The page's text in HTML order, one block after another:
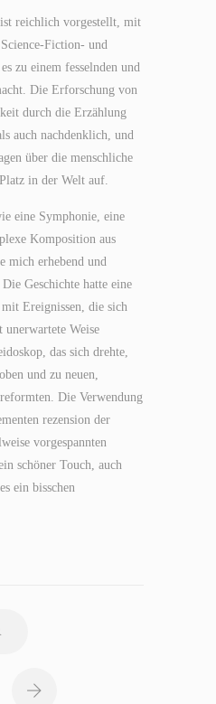
reichlich vorgestellt, mit
Fiction- und
zu einem fesselnden und
Die Erforschung von
durch die Erzählung
auch nachdenklich, und
über die menschliche
in der Welt auf.
eine Symphonie, eine
Komposition aus
mich erhebend und
Geschichte hatte eine
Ereignissen, die sich
unerwartete Weise
das sich drehte,
und zu neuen,
Die Verwendung
rezension der
vorgespannten
schöner Touch, auch
ein bisschen